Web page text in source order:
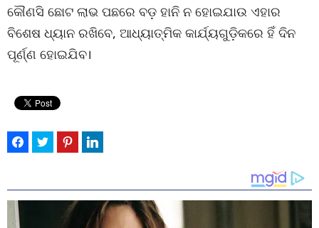
କୌଣସି ଛୋଟ ଲାଭ ପଛରେ ବଡ଼ ହାନି ନ ହୋଇଯାଉ ଏହାର
ବିଶେଷ ଧ୍ୟାନ ରଖିବେ, ଆଧ୍ୟାତ୍ମିକ କାର୍ଯ୍ୟଗୁଡ଼ିକରେ ହିଁ ଦିନ
ପୂର୍ଣ୍ଣ ହୋଇଯିବ।